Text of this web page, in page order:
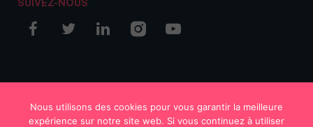
Nous utilisons des cookies pour vous garantir la meilleure
expérience sur notre site web. Si vous continuez à utiliser